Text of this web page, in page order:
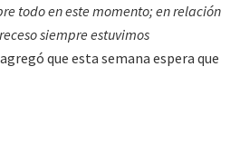
todo en este momento; en relación
siempre estuvimos
que esta semana espera que